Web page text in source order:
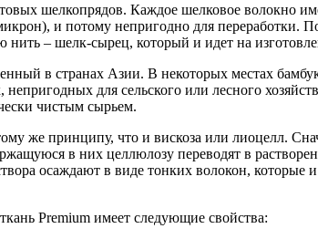
шелкопрядов. Каждое шелковое волокно
и потому непригодно для переработки.
нить – шелк-сырец, который и идет на
в странах Азии. В некоторых местах
непригодных для сельского или лесного
чистым сырьем.
же принципу, что и вискоза или лиоцелл.
в них целлюлозу переводят в
осаждают в виде тонких волокон, которые
Premium имеет следующие свойства: